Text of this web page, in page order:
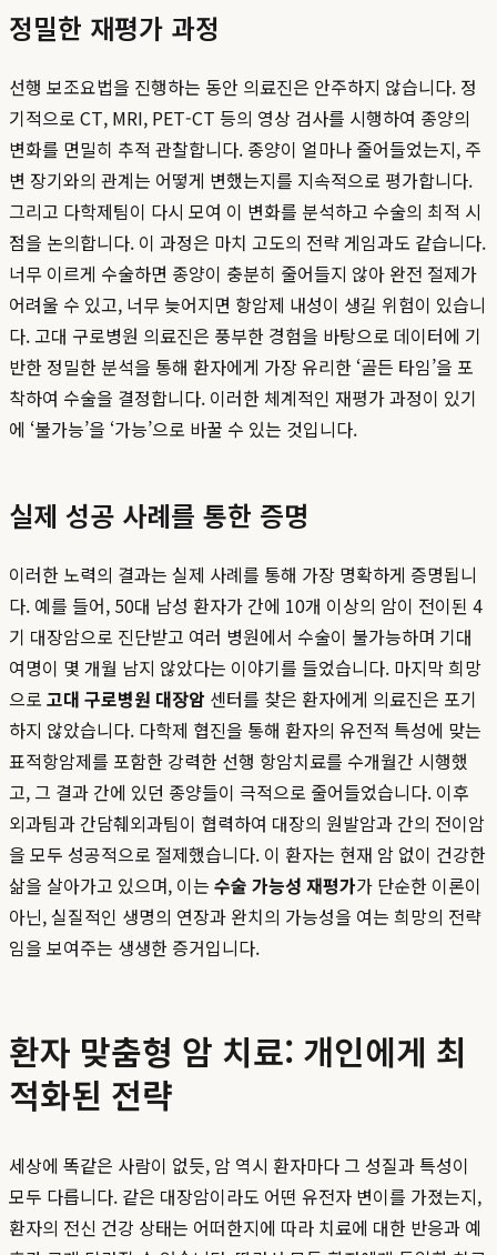
정밀한 재평가 과정
선행 보조요법을 진행하는 동안 의료진은 안주하지 않습니다. 정
기적으로 CT, MRI, PET-CT 등의 영상 검사를 시행하여 종양의
변화를 면밀히 추적 관찰합니다. 종양이 얼마나 줄어들었는지, 주
변 장기와의 관계는 어떻게 변했는지를 지속적으로 평가합니다.
그리고 다학제팀이 다시 모여 이 변화를 분석하고 수술의 최적 시
점을 논의합니다. 이 과정은 마치 고도의 전략 게임과도 같습니다.
너무 이르게 수술하면 종양이 충분히 줄어들지 않아 완전 절제가
어려울 수 있고, 너무 늦어지면 항암제 내성이 생길 위험이 있습니
다. 고대 구로병원 의료진은 풍부한 경험을 바탕으로 데이터에 기
반한 정밀한 분석을 통해 환자에게 가장 유리한 ‘골든 타임’을 포
착하여 수술을 결정합니다. 이러한 체계적인 재평가 과정이 있기
에 ‘불가능’을 ‘가능’으로 바꿀 수 있는 것입니다.
실제 성공 사례를 통한 증명
이러한 노력의 결과는 실제 사례를 통해 가장 명확하게 증명됩니
다. 예를 들어, 50대 남성 환자가 간에 10개 이상의 암이 전이된 4
기 대장암으로 진단받고 여러 병원에서 수술이 불가능하며 기대
여명이 몇 개월 남지 않았다는 이야기를 들었습니다. 마지막 희망
으로 고대 구로병원 대장암 센터를 찾은 환자에게 의료진은 포기
하지 않았습니다. 다학제 협진을 통해 환자의 유전적 특성에 맞는
표적항암제를 포함한 강력한 선행 항암치료를 수개월간 시행했
고, 그 결과 간에 있던 종양들이 극적으로 줄어들었습니다. 이후
외과팀과 간담췌외과팀이 협력하여 대장의 원발암과 간의 전이암
을 모두 성공적으로 절제했습니다. 이 환자는 현재 암 없이 건강한
삶을 살아가고 있으며, 이는 수술 가능성 재평가가 단순한 이론이
아닌, 실질적인 생명의 연장과 완치의 가능성을 여는 희망의 전략
임을 보여주는 생생한 증거입니다.
환자 맞춤형 암 치료: 개인에게 최
적화된 전략
세상에 똑같은 사람이 없듯, 암 역시 환자마다 그 성질과 특성이
모두 다릅니다. 같은 대장암이라도 어떤 유전자 변이를 가졌는지,
환자의 전신 건강 상태는 어떠한지에 따라 치료에 대한 반응과 예